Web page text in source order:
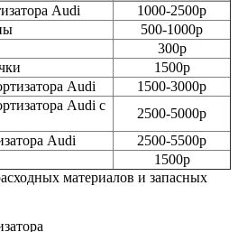
Audi
1000-2500р
500-1000р
300р
1500р
Audi
1500-3000р
Audi с
2500-5000р
Audi
2500-5500р
1500р
материалов и запасных